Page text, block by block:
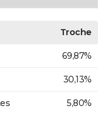
Troche
69,87%
30,13%
5,80%